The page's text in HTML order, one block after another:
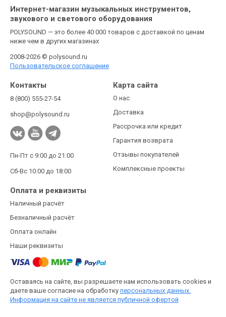
Интернет-магазин музыкальных инструментов,
звукового и светового оборудования
POLYSOUND — это более 40 000 товаров с доставкой по ценам
ниже чем в других магазинах
2008-2026 © polysound.ru
Пользовательское соглашение
Контакты
8 (800) 555-27-54
shop@polysound.ru
Пн-Пт с 9:00 до 21:00
Сб-Вс 10:00 до 18:00
Карта сайта
О нас
Доставка
Рассрочка или кредит
Гарантия возврата
Отзывы покупателей
Комплексные проекты
Оплата и реквизиты
Наличный расчёт
Безналичный расчёт
Оплата онлайн
Наши реквизиты
Оставаясь на сайте, вы разрешаете нам использовать cookies и
даете ваше согласие на обработку персональных данных.
Информация на сайте не является публичной офертой